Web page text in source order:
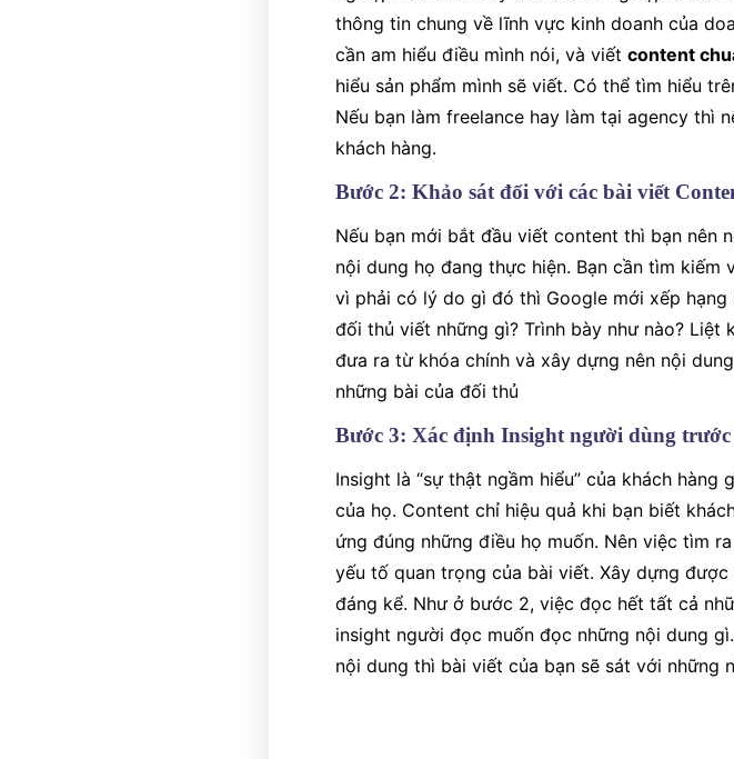
thông tin chung về lĩnh vực kinh doanh của
cần am hiểu điều mình nói, và viết content
hiểu sản phẩm mình sẽ viết. Có thể tìm hiểu
Nếu bạn làm freelance hay làm tại agency thì
khách hàng.
Bước 2: Khảo sát đối với các bài viết
Nếu bạn mới bắt đầu viết content thì bạn nên
nội dung họ đang thực hiện. Bạn cần tìm
vì phải có lý do gì đó thì Google mới xếp
đối thủ viết những gì? Trình bày như nào?
đưa ra từ khóa chính và xây dựng nên nội
những bài của đối thủ
Bước 3: Xác định Insight người dùng
Insight là “sự thật ngầm hiểu” của khách
của họ. Content chỉ hiệu quả khi bạn biết
ứng đúng những điều họ muốn. Nên việc tìm
yếu tố quan trọng của bài viết. Xây dựng
đáng kể. Như ở bước 2, việc đọc hết tất cả
insight người đọc muốn đọc những nội dung
nội dung thì bài viết của bạn sẽ sát với những